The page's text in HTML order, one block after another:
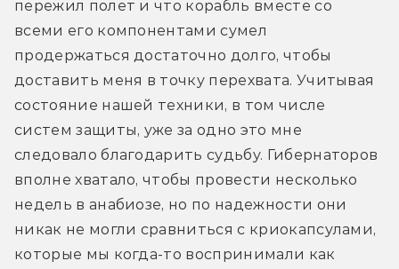
пережил полет и что корабль вместе со
всеми его компонентами сумел
продержаться достаточно долго, чтобы
доставить меня в точку перехвата. Учитывая
состояние нашей техники, в том числе
систем защиты, уже за одно это мне
следовало благодарить судьбу. Гибернаторов
вполне хватало, чтобы провести несколько
недель в анабиозе, но по надежности они
никак не могли сравниться с криокапсулами,
которые мы когда-то воспринимали как